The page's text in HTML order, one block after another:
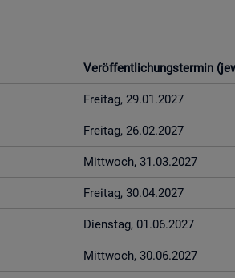
Ver­öf­fent­li­chungs­ter­min
Frei­tag, 29.01.2027
Frei­tag, 26.02.2027
Mitt­woch, 31.03.2027
Frei­tag, 30.04.2027
Diens­tag, 01.06.2027
Mitt­woch, 30.06.2027